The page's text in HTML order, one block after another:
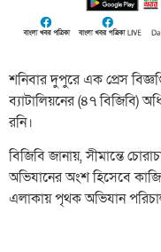
শনিবার দুপুরে এক প্রেস
ব্যাটালিয়নের (৪৭ বিজিবি)
রনি।
বিজিবি জানায়, সীমান্তে
অভিযানের অংশ হিসেবে
এলাকায় পৃথক অভিযান